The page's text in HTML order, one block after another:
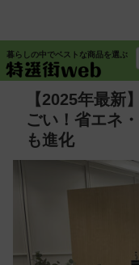
暮らしの中でベストな商品を選ぶ
【2025年最新
ごい！省エネ
も進化